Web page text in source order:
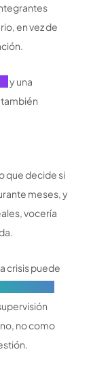
en vez de
y una
que decide si
meses, y
vocería
crisis puede
no como